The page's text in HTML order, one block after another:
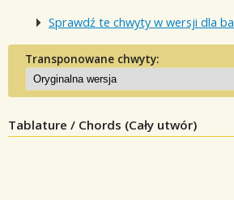
Sprawdź te chwyty w wersji dla
Transponowane chwyty:
Tablature / Chords (Cały utwór)